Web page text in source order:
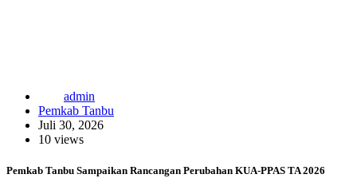
admin
Pemkab Tanbu
Juli 30, 2026
10 views
Pemkab Tanbu Sampaikan Rancangan Perubahan KUA-PPAS TA 2026